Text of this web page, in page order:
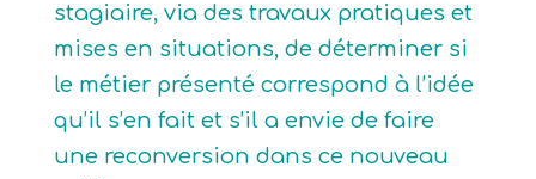
stagiaire, via des travaux pratiques et
mises en situations, de déterminer si
le métier présenté correspond à l’idée
qu’il s’en fait et s’il a envie de faire
une reconversion dans ce nouveau